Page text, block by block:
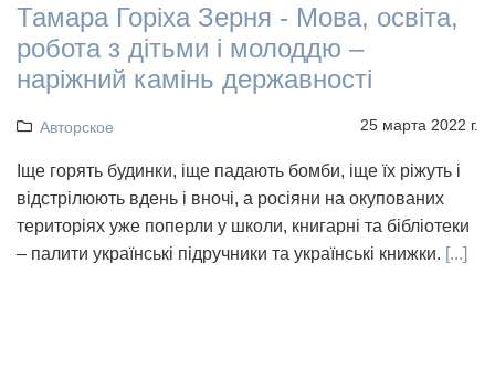
Тамара Горіха Зерня - Мова, освіта,
робота з дітьми і молоддю –
наріжний камінь державності
Авторское 25 марта 2022 г.
Іще горять будинки, іще падають бомби, іще їх ріжуть і
відстрілюють вдень і вночі, а росіяни на окупованих
територіях уже поперли у школи, книгарні та бібліотеки
– палити українські підручники та українські книжки. [...]